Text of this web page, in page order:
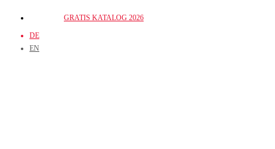
springen
GRATIS KATALOG 2026
DE
EN